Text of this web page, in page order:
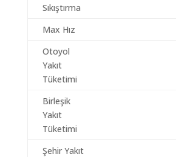
Sıkıştırma
Max Hız
Otoyol
Yakıt
Tüketimi
Birleşik
Yakıt
Tüketimi
Şehir Yakıt